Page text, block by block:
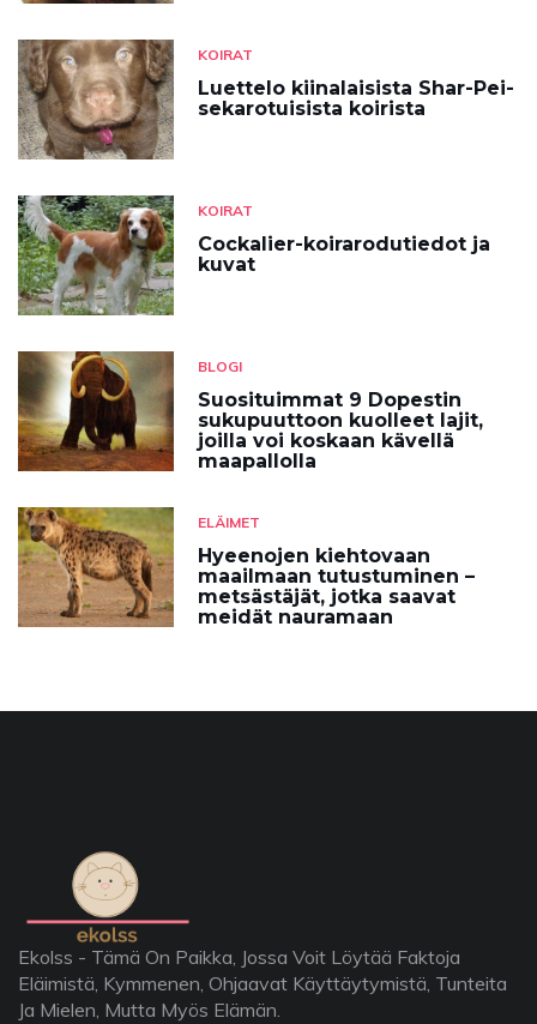
KOIRAT
Luettelo kiinalaisista Shar-Pei-
sekarotuisista koirista
KOIRAT
Cockalier-koirarodutiedot ja
kuvat
BLOGI
Suosituimmat 9 Dopestin
sukupuuttoon kuolleet lajit,
joilla voi koskaan kävellä
maapallolla
ELÄIMET
Hyeenojen kiehtovaan
maailmaan tutustuminen –
metsästäjät, jotka saavat
meidät nauramaan
Ekolss - Tämä On Paikka, Jossa Voit Löytää Faktoja
Eläimistä, Kymmenen, Ohjaavat Käyttäytymistä, Tunteita
Ja Mielen, Mutta Myös Elämän.